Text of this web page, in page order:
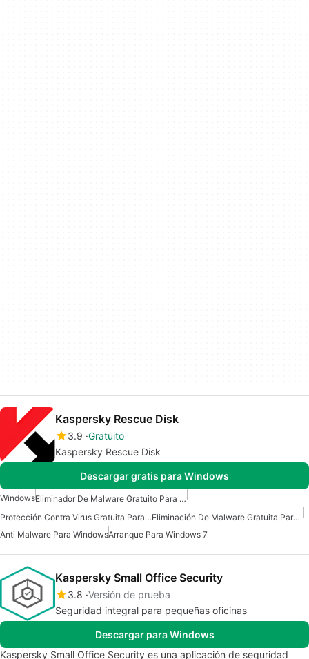
Kaspersky Rescue Disk
3.9 Gratuito
Kaspersky Rescue Disk
Descargar gratis para Windows
Windows
Eliminador De Malware Gratuito Para Windows
Protección Contra Virus Gratuita Para Windows
Eliminación De Malware Gratuita Para Windows
Anti Malware Para WindowsArranque Para Windows 7
Kaspersky Small Office Security
3.8 Versión de prueba
Seguridad integral para pequeñas oficinas
Descargar para Windows
Kaspersky Small Office Security es una aplicación de seguridad